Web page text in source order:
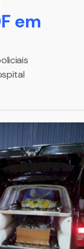
em